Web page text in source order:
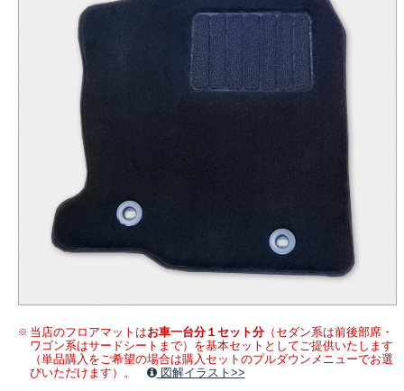
当店のフロアマットはお車一台分１セット分（セダン系は前後部席・
ワゴン系はサードシートまで）を基本セットとしてご提供いたします
（単品購入をご希望の場合は購入セットのプルダウンメニューでお選
びいただけます）。
図解イラスト>>